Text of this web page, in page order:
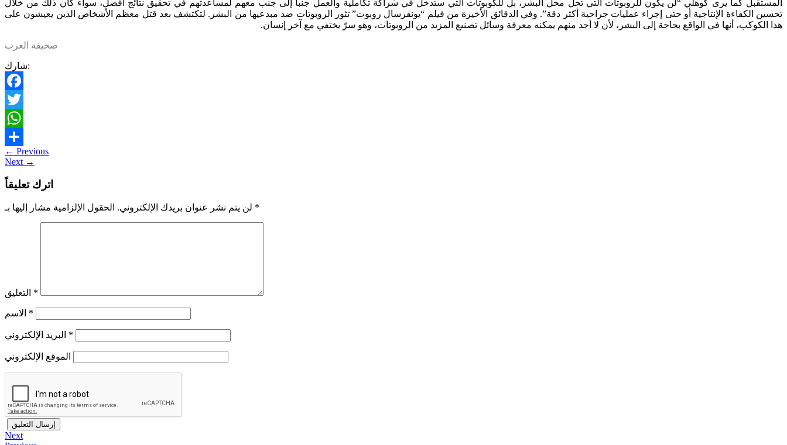
المستقبل كما يرى كوهلي “لن يكون للروبوتات التي تحل محل البشر، بل للكوبوتات التي ستدخل في شراكة تكاملية والعمل جنبا إلى جنب معهم لمساعدتهم في تحقيق نتائج أفضل، سواء كان ذلك من خلال
تحسين الكفاءة الإنتاجية أو حتى إجراء عمليات جراحية أكثر دقة”. وفي الدقائق الأخيرة من فيلم “يونفرسال روبوت” تثور الروبوتات ضد مبدعيها من البشر. لتكتشف بعد قتل معظم الأشخاص الذين يعيشون على
هذا الكوكب، أنها في الواقع بحاجة إلى البشر، لأن لا أحد منهم يمكنه معرفة وسائل تصنيع المزيد من الروبوتات، وهو سرّ يختفي مع آخر إنسان.
صحيفة العرب
شارك:
Facebook
Twitter
WhatsApp
Share
← Previous
Next →
اترك تعليقاً
لن يتم نشر عنوان بريدك الإلكتروني. *
*
*
*
الموقع الإلكتروني
Next